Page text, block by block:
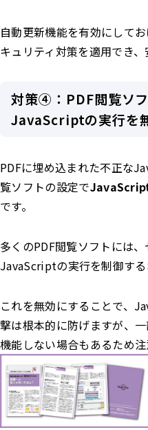
自動更新機能を有効にして
キュリティ対策を適用でき、
対策④：PDF閲覧ソ
JavaScriptの実行を
PDFに埋め込まれた不正な
覧ソフトの設定で
です。
多くのPDF閲覧ソフトには
JavaScriptの実行を制御する
これを無効にすることで、
撃は根本的に防げますが、
機能しない場合もあるため注